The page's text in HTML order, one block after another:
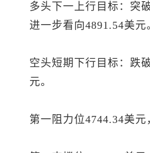
多头下一上行目标：突
进一步看向4891.54美元
空头短期下行目标：跌
元。
第一阻力位4744.34美